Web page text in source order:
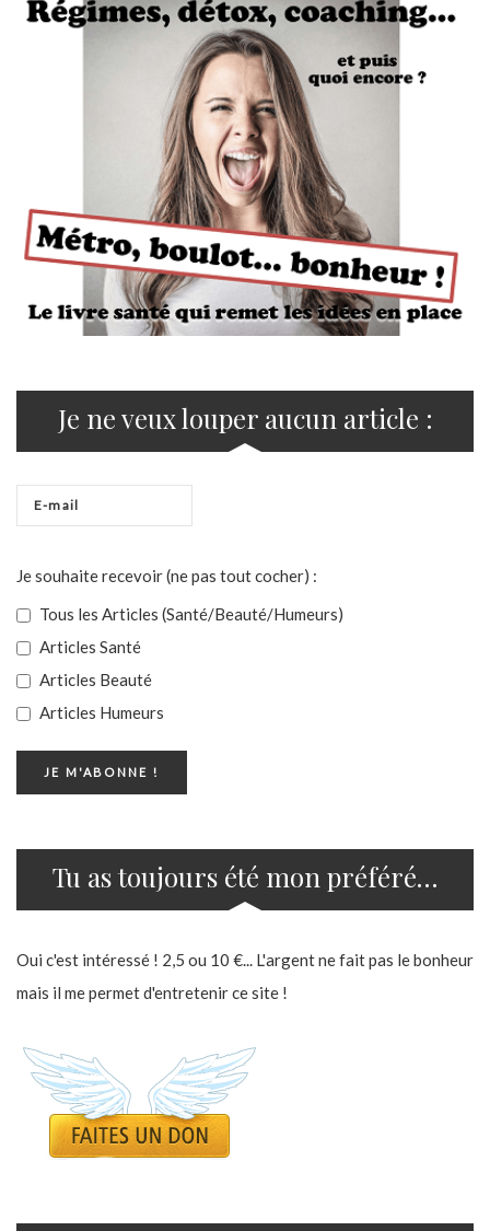
Je ne veux louper aucun article :
Je souhaite recevoir (ne pas tout cocher) :
Tous les Articles (Santé/Beauté/Humeurs)
Articles Santé
Articles Beauté
Articles Humeurs
Tu as toujours été mon préféré…
Oui c'est intéressé ! 2,5 ou 10 €... L'argent ne fait pas le bonheur
mais il me permet d'entretenir ce site !